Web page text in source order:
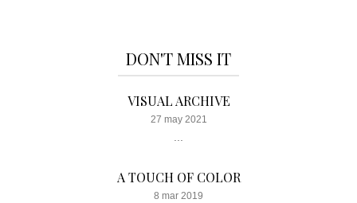
DON'T MISS IT
VISUAL ARCHIVE
27 may 2021
...
A TOUCH OF COLOR
8 mar 2019